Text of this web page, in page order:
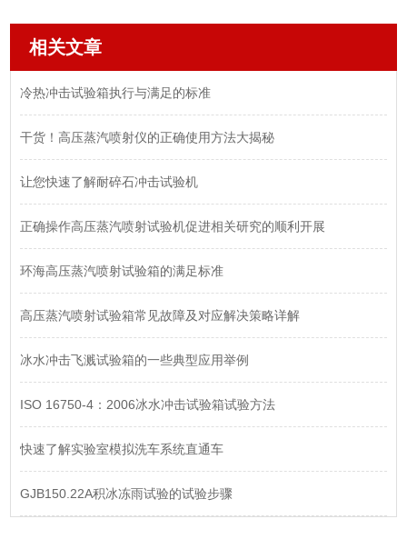
相关文章
冷热冲击试验箱执行与满足的标准
干货！高压蒸汽喷射仪的正确使用方法大揭秘
让您快速了解耐碎石冲击试验机
正确操作高压蒸汽喷射试验机促进相关研究的顺利开展
环海高压蒸汽喷射试验箱的满足标准
高压蒸汽喷射试验箱常见故障及对应解决策略详解
冰水冲击飞溅试验箱的一些典型应用举例
ISO 16750-4：2006冰水冲击试验箱试验方法
快速了解实验室模拟洗车系统直通车
GJB150.22A积冰冻雨试验的试验步骤